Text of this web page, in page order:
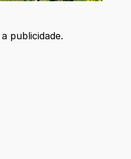
publicidade.